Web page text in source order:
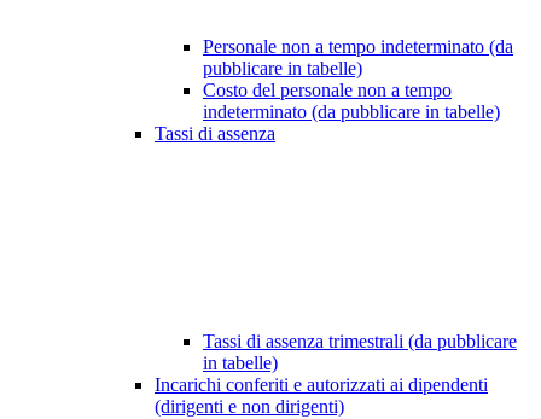
Personale non a tempo indeterminato (da
pubblicare in tabelle)
Costo del personale non a tempo
indeterminato (da pubblicare in tabelle)
Tassi di assenza
Tassi di assenza trimestrali (da pubblicare
in tabelle)
Incarichi conferiti e autorizzati ai dipendenti
(dirigenti e non dirigenti)